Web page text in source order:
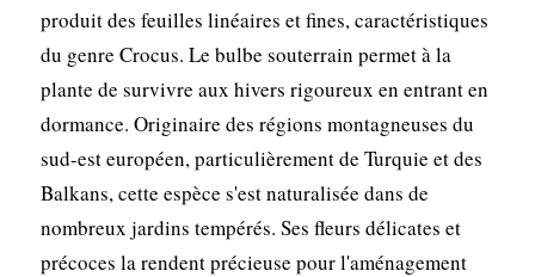
produit des feuilles linéaires et fines, caractéristiques
du genre Crocus. Le bulbe souterrain permet à la
plante de survivre aux hivers rigoureux en entrant en
dormance. Originaire des régions montagneuses du
sud-est européen, particulièrement de Turquie et des
Balkans, cette espèce s'est naturalisée dans de
nombreux jardins tempérés. Ses fleurs délicates et
précoces la rendent précieuse pour l'aménagement